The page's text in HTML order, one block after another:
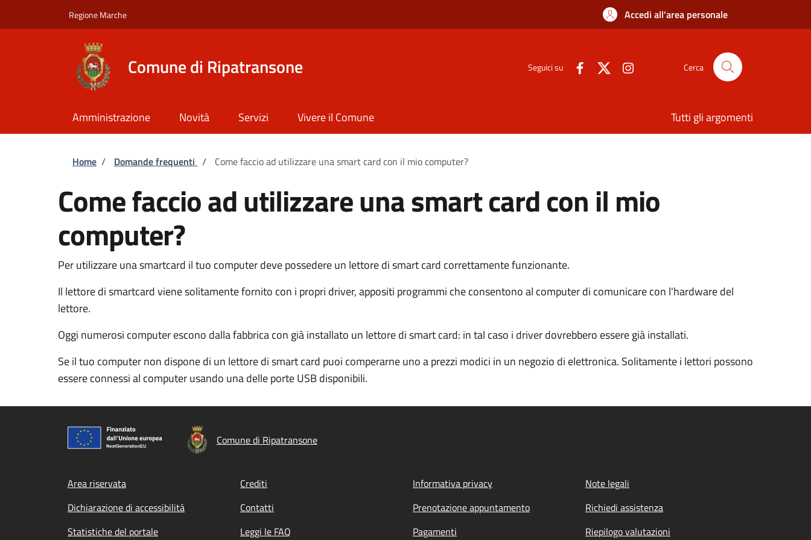
Regione Marche Accedi all'area personale
Comune di Ripatransone Seguici su Cerca
Amministrazione Novità Servizi Vivere il Comune Tutti gli argomenti
Briciole di pane
Home / Domande frequenti / Come faccio ad utilizzare una smart card con il mio computer?
Come faccio ad utilizzare una smart card con il mio
computer?
Per utilizzare una smartcard il tuo computer deve possedere un lettore di smart card correttamente funzionante.
Il lettore di smartcard viene solitamente fornito con i propri driver, appositi programmi che consentono al computer di comunicare con l'hardware del
lettore.
Oggi numerosi computer escono dalla fabbrica con già installato un lettore di smart card: in tal caso i driver dovrebbero essere già installati.
Se il tuo computer non dispone di un lettore di smart card puoi comperarne uno a prezzi modici in un negozio di elettronica. Solitamente i lettori possono
essere connessi al computer usando una delle porte USB disponibili.
Comune di Ripatransone
Footer menu
Area riservata Crediti Informativa privacy
Note legali
Dichiarazione di accessibilità
Contatti Prenotazione appuntamento
Richiedi assistenza
Statistiche del portale
Leggi le FAQ Pagamenti Riepilogo valutazioni